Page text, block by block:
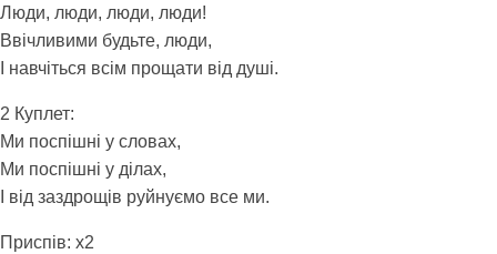
Люди, люди, люди, люди!
Ввічливими будьте, люди,
І навчіться всім прощати від душі.
2 Куплет:
Ми поспішні у словах,
Ми поспішні у ділах,
І від заздрощів руйнуємо все ми.
Приспів: x2